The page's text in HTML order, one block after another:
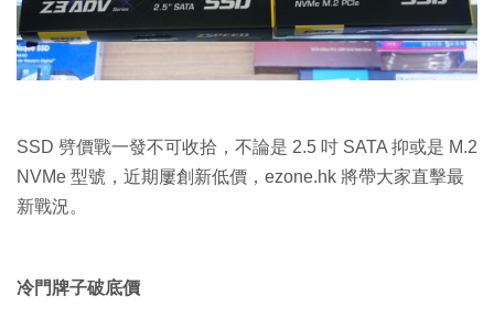
SSD 劈價戰一發不可收拾，不論是 2.5 吋 SATA 抑或是 M.2
NVMe 型號，近期屢創新低價，ezone.hk 將帶大家直擊最
新戰況。
冷門牌子破底價